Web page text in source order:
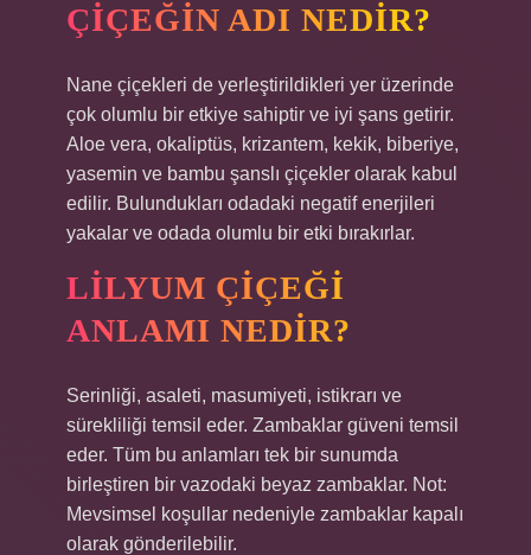
ÇIÇEĞIN ADI NEDIR?
Nane çiçekleri de yerleştirildikleri yer üzerinde
çok olumlu bir etkiye sahiptir ve iyi şans getirir.
Aloe vera, okaliptüs, krizantem, kekik, biberiye,
yasemin ve bambu şanslı çiçekler olarak kabul
edilir. Bulundukları odadaki negatif enerjileri
yakalar ve odada olumlu bir etki bırakırlar.
LILYUM ÇIÇEĞI
ANLAMI NEDIR?
Serinliği, asaleti, masumiyeti, istikrarı ve
sürekliliği temsil eder. Zambaklar güveni temsil
eder. Tüm bu anlamları tek bir sunumda
birleştiren bir vazodaki beyaz zambaklar. Not:
Mevsimsel koşullar nedeniyle zambaklar kapalı
olarak gönderilebilir.